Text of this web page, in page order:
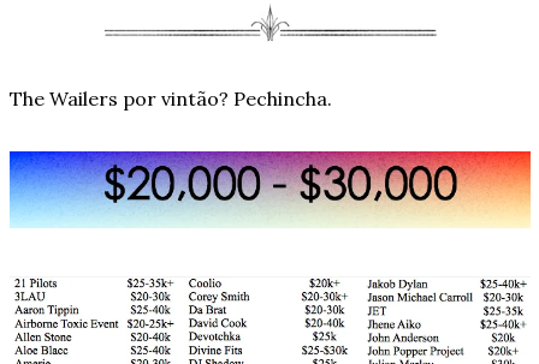
The Wailers por vintão? Pechincha.